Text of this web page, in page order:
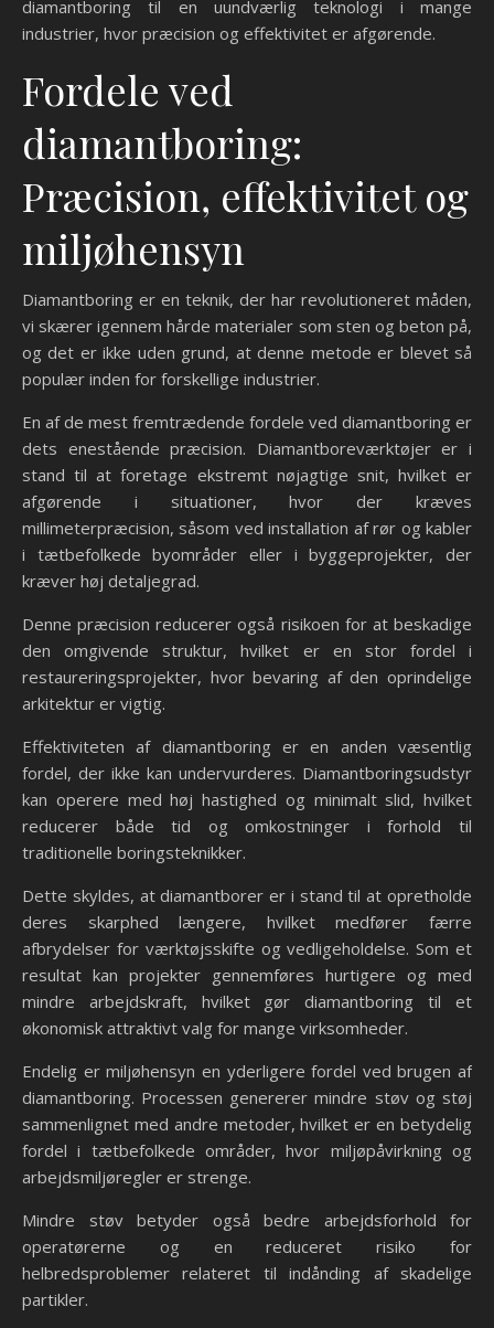
diamantboring til en uundværlig teknologi i mange
industrier, hvor præcision og effektivitet er afgørende.
Fordele ved
diamantboring:
Præcision, effektivitet og
miljøhensyn
Diamantboring er en teknik, der har revolutioneret måden,
vi skærer igennem hårde materialer som sten og beton på,
og det er ikke uden grund, at denne metode er blevet så
populær inden for forskellige industrier.
En af de mest fremtrædende fordele ved diamantboring er
dets enestående præcision. Diamantboreværktøjer er i
stand til at foretage ekstremt nøjagtige snit, hvilket er
afgørende i situationer, hvor der kræves
millimeterpræcision, såsom ved installation af rør og kabler
i tætbefolkede byområder eller i byggeprojekter, der
kræver høj detaljegrad.
Denne præcision reducerer også risikoen for at beskadige
den omgivende struktur, hvilket er en stor fordel i
restaureringsprojekter, hvor bevaring af den oprindelige
arkitektur er vigtig.
Effektiviteten af diamantboring er en anden væsentlig
fordel, der ikke kan undervurderes. Diamantboringsudstyr
kan operere med høj hastighed og minimalt slid, hvilket
reducerer både tid og omkostninger i forhold til
traditionelle boringsteknikker.
Dette skyldes, at diamantborer er i stand til at opretholde
deres skarphed længere, hvilket medfører færre
afbrydelser for værktøjsskifte og vedligeholdelse. Som et
resultat kan projekter gennemføres hurtigere og med
mindre arbejdskraft, hvilket gør diamantboring til et
økonomisk attraktivt valg for mange virksomheder.
Endelig er miljøhensyn en yderligere fordel ved brugen af
diamantboring. Processen genererer mindre støv og støj
sammenlignet med andre metoder, hvilket er en betydelig
fordel i tætbefolkede områder, hvor miljøpåvirkning og
arbejdsmiljøregler er strenge.
Mindre støv betyder også bedre arbejdsforhold for
operatørerne og en reduceret risiko for
helbredsproblemer relateret til indånding af skadelige
partikler.